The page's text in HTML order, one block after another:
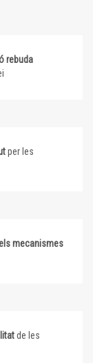
rebuda
per les
mecanismes
de les